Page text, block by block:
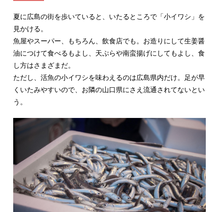
夏に広島の街を歩いていると、いたるところで「小イワシ」を
見かける。
魚屋やスーパー、もちろん、飲食店でも。お造りにして生姜醤
油につけて食べるもよし、天ぷらや南蛮揚げにしてもよし、食
し方はさまざまだ。
ただし、活魚の小イワシを味わえるのは広島県内だけ。足が早
くいたみやすいので、お隣の山口県にさえ流通されてないとい
う。